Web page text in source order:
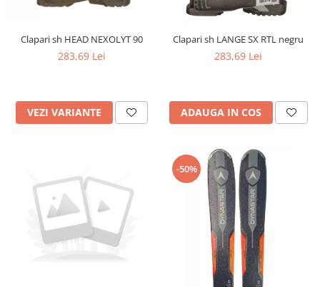
Clapari sh HEAD NEXOLYT 90
283,69 Lei
VEZI VARIANTE
Clapari sh LANGE SX RTL negru
283,69 Lei
ADAUGA IN COS
-50%